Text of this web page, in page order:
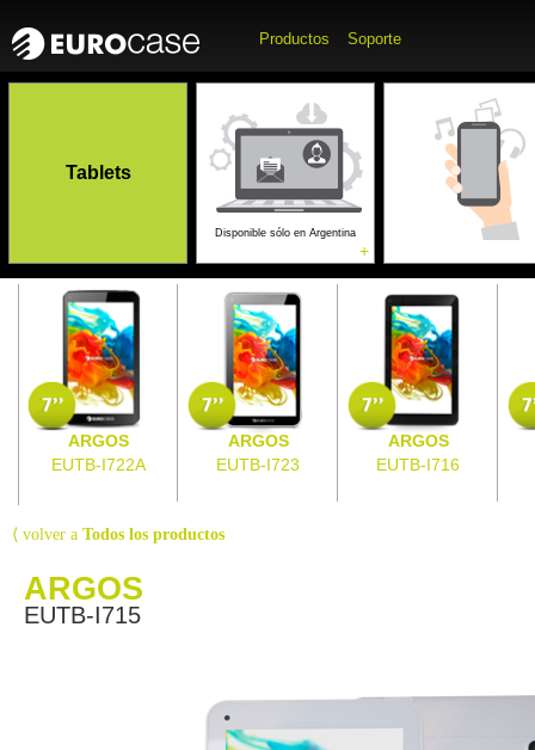
Productos Soporte
Tablets
Computadoras
Disponible sólo en Argentina
+
Accesorios para
Móviles
Accesorios
Gaming
ARGOS
EUTB-I722A
ARGOS
EUTB-I723
ARGOS
EUTB-I716
⟨ volver a Todos los productos
ARGOS
EUTB-I715